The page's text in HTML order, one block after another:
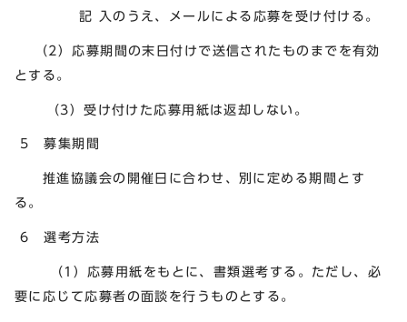
記 入のうえ、メールによる応募を受け付ける。
（2）応募期間の末日付けで送信されたものまでを有効
とする。
（3）受け付けた応募用紙は返却しない。
5 募集期間
推進協議会の開催日に合わせ、別に定める期間とす
る。
6 選考方法
（1）応募用紙をもとに、書類選考する。ただし、必
要に応じて応募者の面談を行うものとする。